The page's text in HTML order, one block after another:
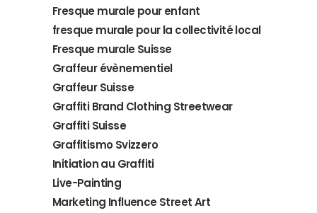
Fresque murale pour enfant
fresque murale pour la collectivité local
Fresque murale Suisse
Graffeur évènementiel
Graffeur Suisse
Graffiti Brand Clothing Streetwear
Graffiti Suisse
Graffitismo Svizzero
Initiation au Graffiti
Live-Painting
Marketing Influence Street Art